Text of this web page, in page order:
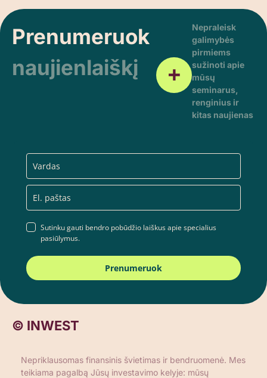
Prenumeruok
naujienlaiškį
Nepraleisk
galimybės
pirmiems
sužinoti apie
mūsų
seminarus,
renginius ir
kitas naujienas
Sutinku gauti bendro pobūdžio laiškus apie specialius
pasiūlymus.
Prenumeruok
© INWEST
Nepriklausomas finansinis švietimas ir bendruomenė. Mes
teikiama pagalbą Jūsų investavimo kelyje: mūsų